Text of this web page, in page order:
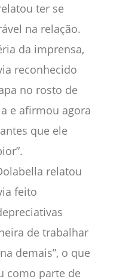
ter se
na relação.
da imprensa,
reconhecido
no rosto de
e afirmou agora
que ele
relatou
feito
de trabalhar
demais”, o que
como parte de